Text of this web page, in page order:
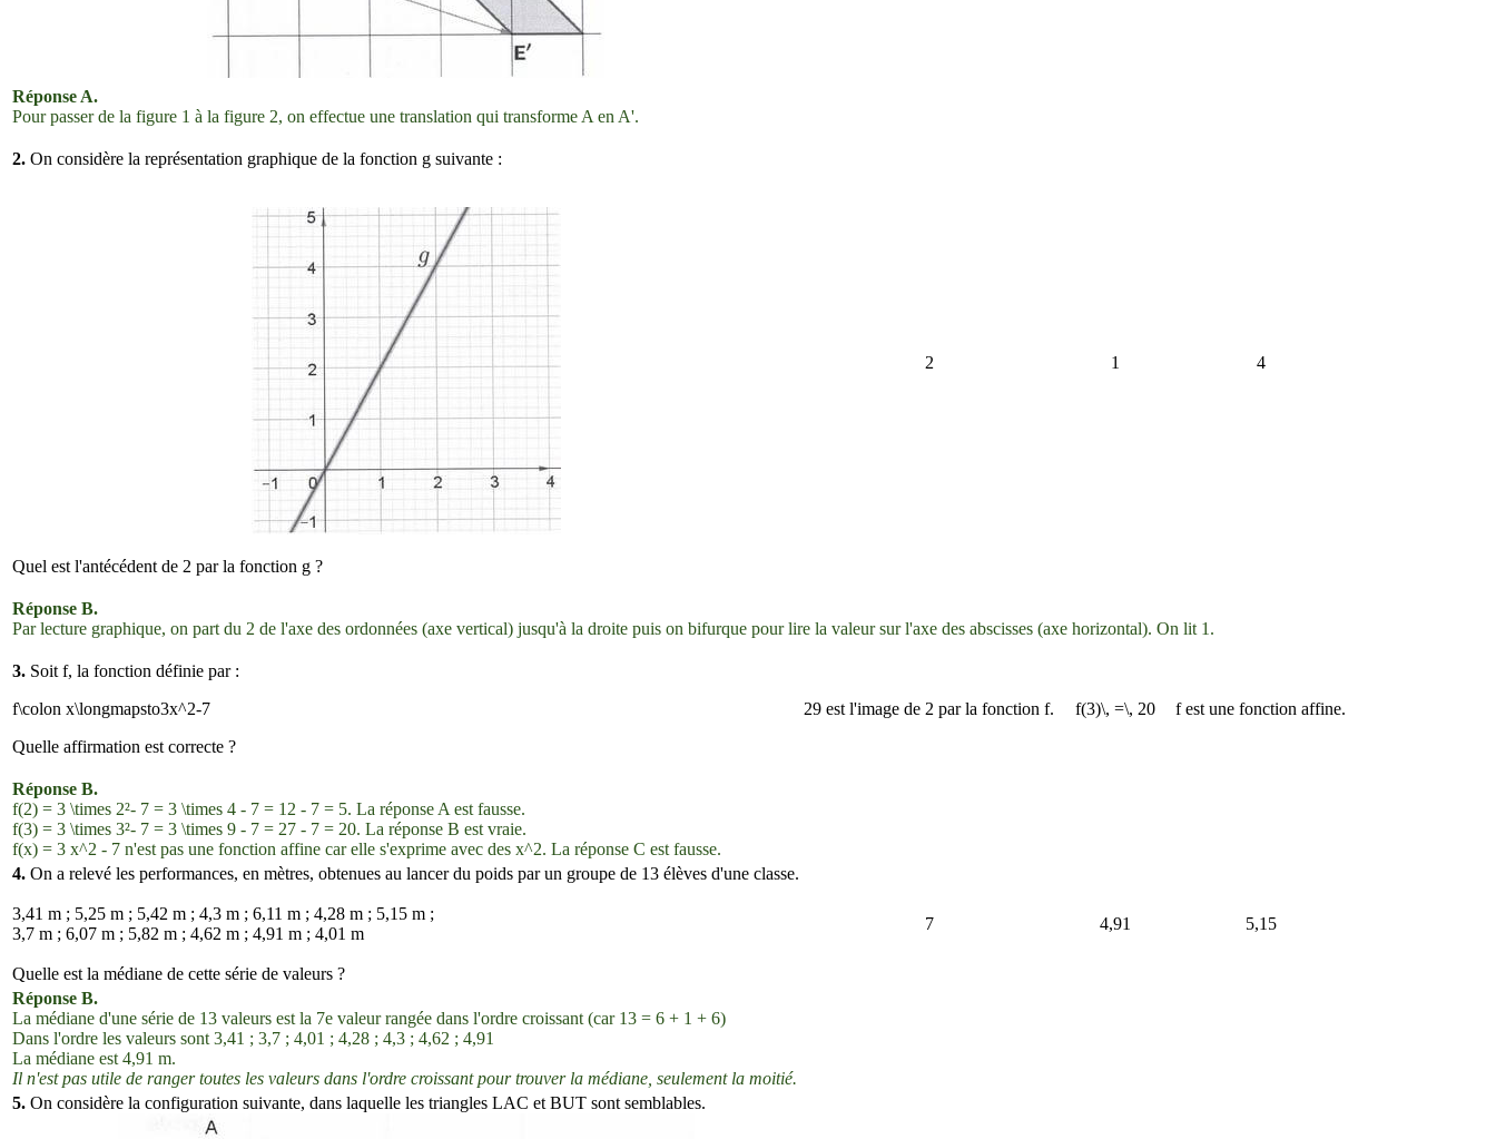
Réponse A.
Pour passer de la figure 1 à la figure 2, on effectue une translation qui transforme A en A'.
2. On considère la représentation graphique de la fonction g suivante :
Quel est l'antécédent de 2 par la fonction g ?
2 1 4
Réponse B.
Par lecture graphique, on part du 2 de l'axe des ordonnées (axe vertical) jusqu'à la droite puis on bifurque pour lire la valeur sur l'axe des abscisses (axe horizontal). On lit 1.
3. Soit f, la fonction définie par :
f\colon x\longmapsto3x^2-7
Quelle affirmation est correcte ?
29 est l'image de 2 par la fonction f. f(3)\, =\, 20 fest une fonction affine.
Réponse B.
f(2) = 3 \times 2²- 7 = 3 \times 4 - 7 = 12 - 7 = 5. La réponse A est fausse.
f(3) = 3 \times 3²- 7 = 3 \times 9 - 7 = 27 - 7 = 20. La réponse B est vraie.
f(x) = 3 x^2 - 7 n'est pas une fonction affine car elle s'exprime avec des x^2. La réponse C est fausse.
4. On a relevé les performances, en mètres, obtenues au lancer du poids par un groupe de 13 élèves d'une classe.
3,41 m ; 5,25 m ; 5,42 m ; 4,3 m ; 6,11 m ; 4,28 m ; 5,15 m ;
3,7 m ; 6,07 m ; 5,82 m ; 4,62 m ; 4,91 m ; 4,01 m
Quelle est la médiane de cette série de valeurs ?
7 4,91 5,15
Réponse B.
La médiane d'une série de 13 valeurs est la 7e valeur rangée dans l'ordre croissant (car 13 = 6 + 1 + 6)
Dans l'ordre les valeurs sont 3,41 ; 3,7 ; 4,01 ; 4,28 ; 4,3 ; 4,62 ; 4,91
La médiane est 4,91 m.
Il n'est pas utile de ranger toutes les valeurs dans l'ordre croissant pour trouver la médiane, seulement la moitié.
5. On considère la configuration suivante, dans laquelle les triangles LAC et BUT sont semblables.